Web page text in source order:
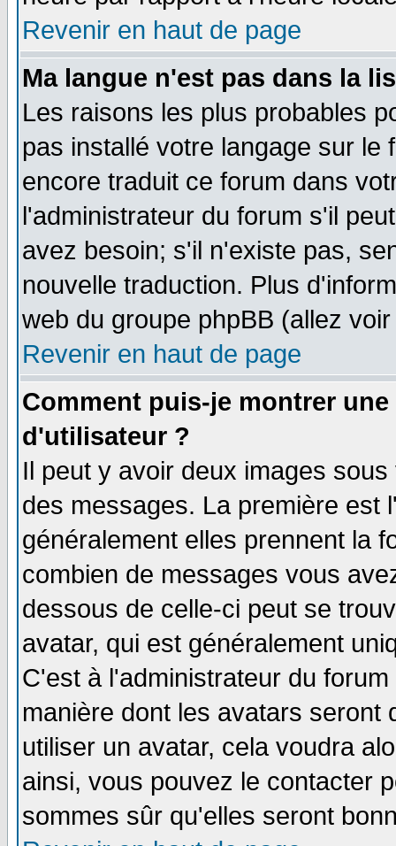
Revenir en haut de page
Ma langue n'est pas dans la
Les raisons les plus probables
pas installé votre langage sur le
encore traduit ce forum dans
l'administrateur du forum s'il
avez besoin; s'il n'existe pas,
nouvelle traduction. Plus
web du groupe phpBB (allez
Revenir en haut de page
Comment puis-je montrer
d'utilisateur ?
Il peut y avoir deux images
des messages. La première est
généralement elles prennent la
combien de messages vous
dessous de celle-ci peut se
avatar, qui est généralement
C'est à l'administrateur du
manière dont les avatars seront
utiliser un avatar, cela voudra
ainsi, vous pouvez le contacter
sommes sûr qu'elles seront